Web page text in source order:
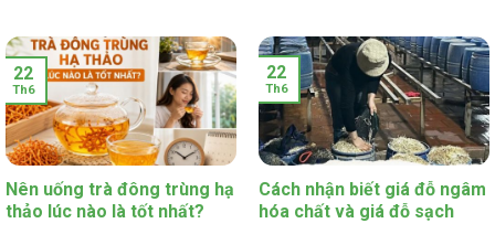
Nên uống trà đông trùng hạ
thảo lúc nào là tốt nhất?
22
Th6
Cách nhận biết giá đỗ ngâm
hóa chất và giá đỗ sạch
22
Th6